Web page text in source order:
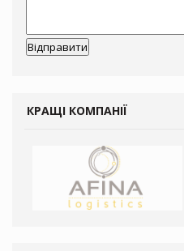
КРАЩІ КОМПАНІЇ